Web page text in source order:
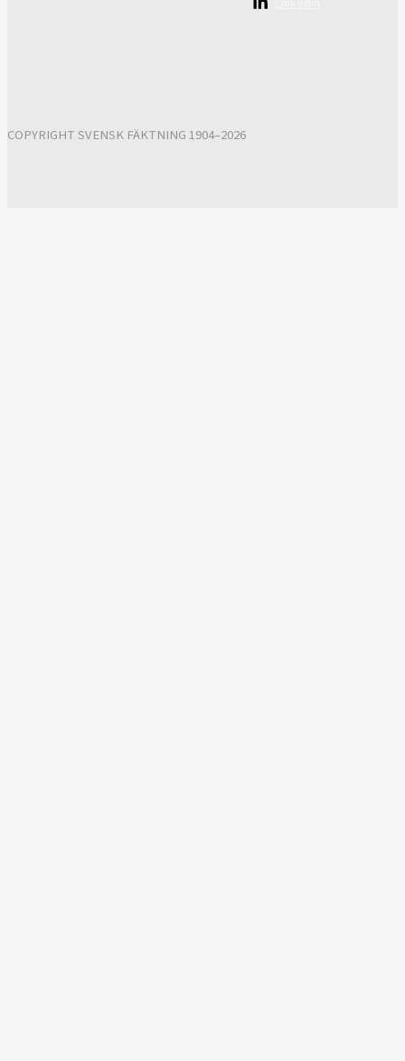
COPYRIGHT SVENSK FÄKTNING 1904–2026